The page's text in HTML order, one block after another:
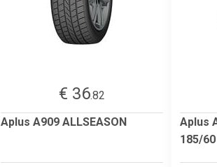
€ 36.82
Aplus A909 ALLSEASON
Aplus
185/